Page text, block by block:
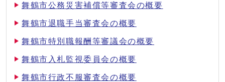
舞鶴市公務災害補償等審査会の概要
舞鶴市退職手当審査会の概要
舞鶴市特別職報酬等審議会の概要
舞鶴市入札監視委員会の概要
舞鶴市行政不服審査会の概要